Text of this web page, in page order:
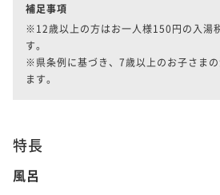
【至福のエステ110分】美肌フルコ
イシャル）／1名様分の施術代込み
二食付き 現地決済可 事前決済可
IN
【特別懐石×室数限定】贅沢食材を
で大人時間を愉しむ＜●特別懐石＞
補足事項
※12歳以上の方はお一人様150円の入湯
す。
※県条例に基づき、7歳以上のお子さま
ます。
特長
風呂